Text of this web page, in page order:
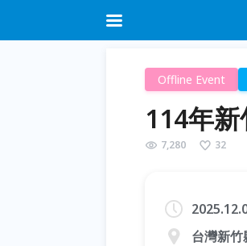
Offline Event
114年
7,280 32
台灣新